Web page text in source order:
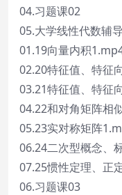
04.习题课02
05.大学线性代数辅导
01.19向量内积
02.20特征值、特征
03.21特征值、特征
04.22和对角矩阵相
05.23实对称矩阵
06.24二次型概念、
07.25惯性定理、正
06.习题课03